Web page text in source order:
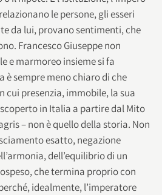
le persone, gli esseri
da lui, provano sentimenti, che
Francesco Giuseppe non
e marmoreo insieme si fa
è sempre meno chiaro di che
cui presenzia, immobile, la sua
in Italia a partire dal Mito
– non è quello della storia. Non
esatto, negazione
dell’equilibrio di un
che termina proprio con
idealmente, l’imperatore